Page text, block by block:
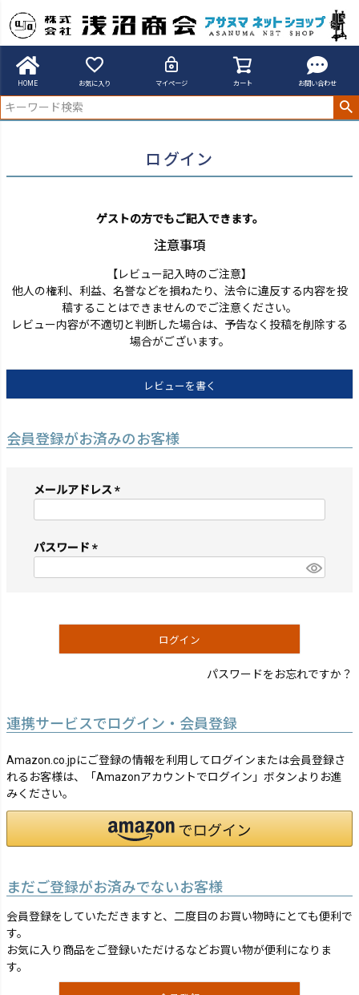
HOME お気に入り マイページ カート お問い合わせ
アサヌマネットショップ
ログイン
ゲストの方でもご記入できます。
注意事項
【レビュー記入時のご注意】
他人の権利、利益、名誉などを損ねたり、法令に違反する内容を投
稿することはできませんのでご注意ください。
レビュー内容が不適切と判断した場合は、予告なく投稿を削除する
場合がございます。
レビューを書く
会員登録がお済みのお客様
メールアドレス
須)
パスワード
須)
ログイン
パスワードをお忘れですか？
連携サービスでログイン・会員登録
Amazon.co.jpにご登録の情報を利用してログインまたは会員登録さ
れるお客様は、「Amazonアカウントでログイン」ボタンよりお進
みください。
まだご登録がお済みでないお客様
会員登録をしていただきますと、二度目のお買い物時にとても便利で
す。
お気に入り商品をご登録いただけるなどお買い物が便利になりま
す。